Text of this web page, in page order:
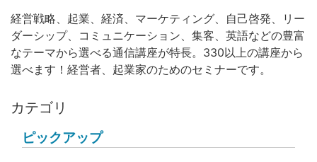
経営戦略、起業、経済、マーケティング、自己啓発、リー
ダーシップ、コミュニケーション、集客、英語などの豊富
なテーマから選べる通信講座が特長。330以上の講座から
選べます！経営者、起業家のためのセミナーです。
カテゴリ
ピックアップ